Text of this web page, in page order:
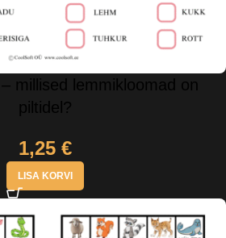
millised lemmikloomad on
piltidel?
1,25 €
LISA KORVI